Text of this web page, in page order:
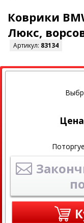
Коврики
Люкс,
Артикул: 83134
СКИДКА